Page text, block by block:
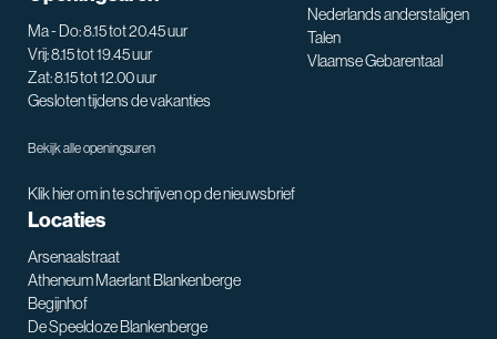
Ma - Do: 8.15 tot 20.45 uur
Vrij: 8.15 tot 19.45 uur
Zat: 8.15 tot 12.00 uur
Gesloten tijdens de vakanties
Bekijk alle openingsuren
Klik hier om in te schrijven op de nieuwsbrief
Nederlands anderstaligen
Talen
Vlaamse Gebarentaal
Locaties
Arsenaalstraat
Atheneum Maerlant Blankenberge
Begijnhof
De Speeldoze Blankenberge